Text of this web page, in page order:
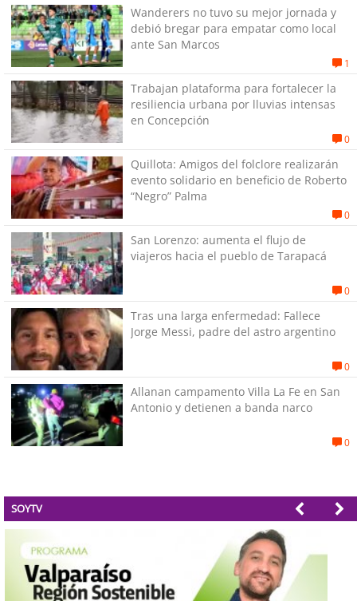
Wanderers no tuvo su mejor jornada y
debió bregar para empatar como local
ante San Marcos
1
Trabajan plataforma para fortalecer la
resiliencia urbana por lluvias intensas
en Concepción
0
Quillota: Amigos del folclore realizarán
evento solidario en beneficio de Roberto
“Negro” Palma
0
San Lorenzo: aumenta el flujo de
viajeros hacia el pueblo de Tarapacá
0
Tras una larga enfermedad: Fallece
Jorge Messi, padre del astro argentino
0
Allanan campamento Villa La Fe en San
Antonio y detienen a banda narco
0
SOYTV